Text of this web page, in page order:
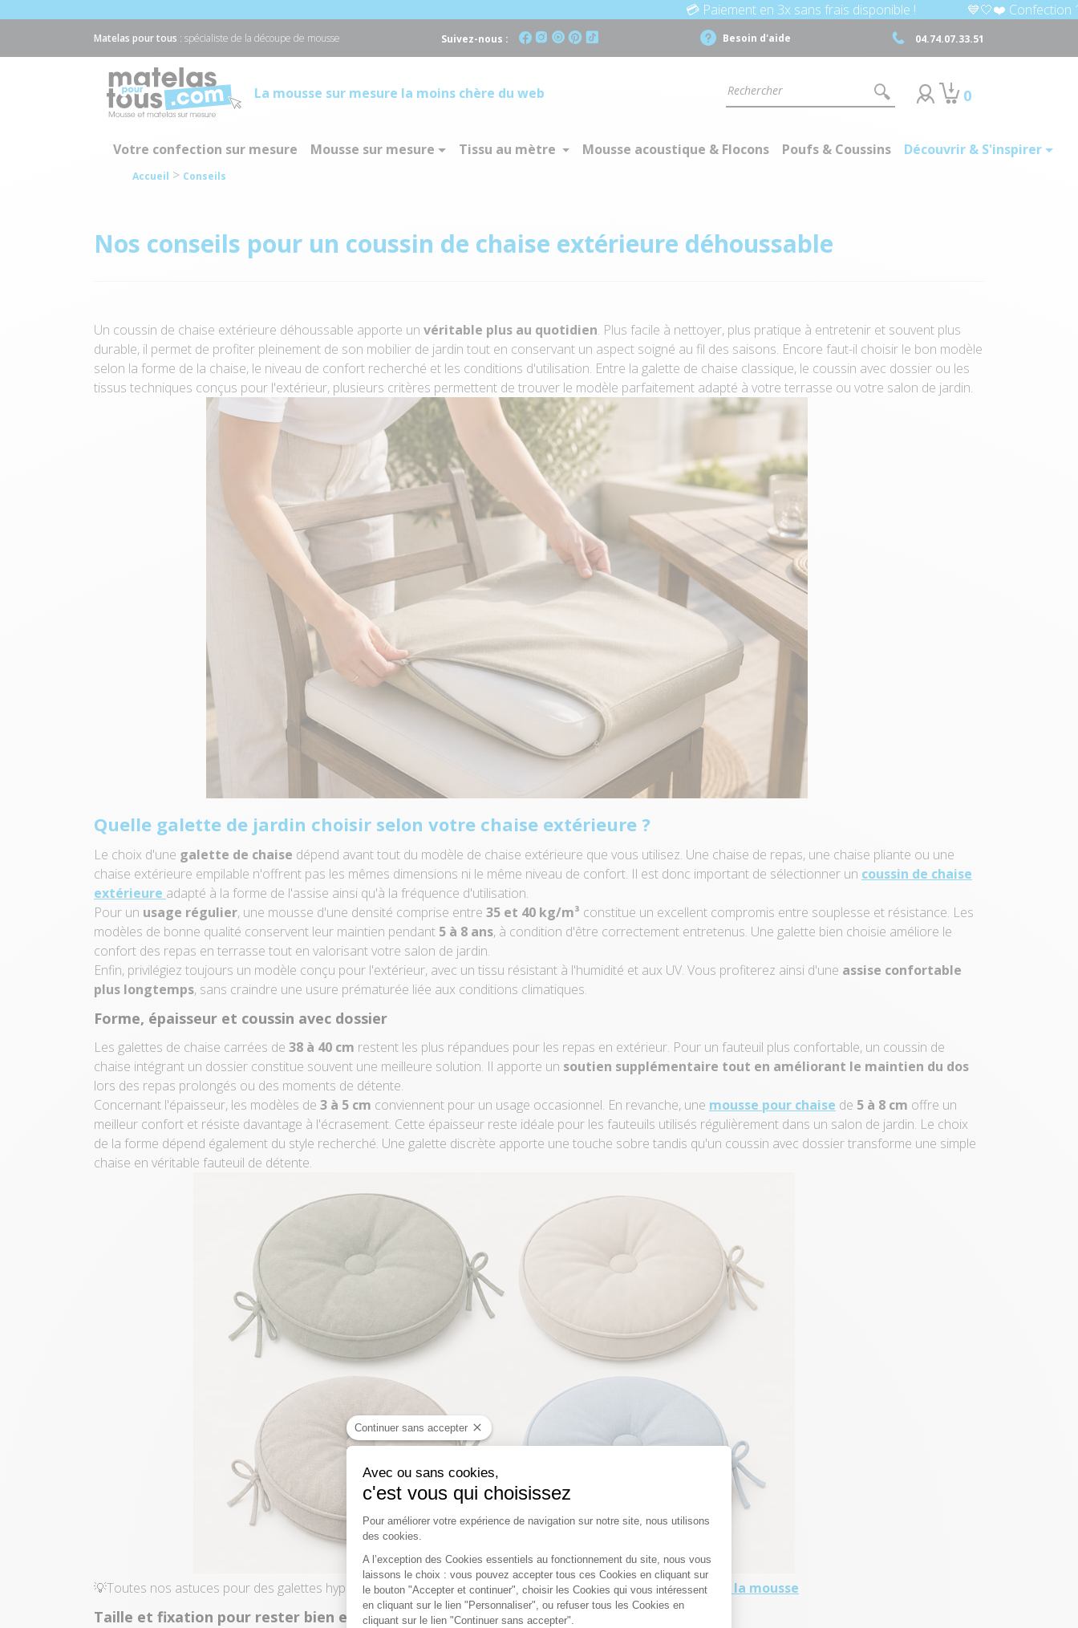
💳 Paiement en 3x sans frais disponible ! 💙🤍❤️ Confection 100%
Matelas pour tous : spécialiste de la découpe de mousse Suivez-nous : Besoin d'aide 04.74.07.33.51
La mousse sur mesure la moins chère du web 0
Votre confection sur mesure Mousse sur mesure Tissu au mètre Mousse acoustique & Flocons Poufs & Coussins Découvrir & S'inspirer
Accueil > Conseils
Nos conseils pour un coussin de chaise extérieure déhoussable
Un coussin de chaise extérieure déhoussable apporte un véritable plus au quotidien. Plus facile à nettoyer, plus pratique à entretenir et souvent plus
durable, il permet de profiter pleinement de son mobilier de jardin tout en conservant un aspect soigné au fil des saisons. Encore faut-il choisir le bon modèle
selon la forme de la chaise, le niveau de confort recherché et les conditions d'utilisation. Entre la galette de chaise classique, le coussin avec dossier ou les
tissus techniques conçus pour l'extérieur, plusieurs critères permettent de trouver le modèle parfaitement adapté à votre terrasse ou votre salon de jardin.
Quelle galette de jardin choisir selon votre chaise extérieure ?
Le choix d'une galette de chaise dépend avant tout du modèle de chaise extérieure que vous utilisez. Une chaise de repas, une chaise pliante ou une
chaise extérieure empilable n'offrent pas les mêmes dimensions ni le même niveau de confort. Il est donc important de sélectionner un coussin de chaise
extérieure adapté à la forme de l'assise ainsi qu'à la fréquence d'utilisation.
Pour un usage régulier, une mousse d'une densité comprise entre 35 et 40 kg/m³ constitue un excellent compromis entre souplesse et résistance. Les
modèles de bonne qualité conservent leur maintien pendant 5 à 8 ans, à condition d'être correctement entretenus. Une galette bien choisie améliore le
confort des repas en terrasse tout en valorisant votre salon de jardin.
Enfin, privilégiez toujours un modèle conçu pour l'extérieur, avec un tissu résistant à l'humidité et aux UV. Vous profiterez ainsi d'une assise confortable
plus longtemps, sans craindre une usure prématurée liée aux conditions climatiques.
Forme, épaisseur et coussin avec dossier
Les galettes de chaise carrées de 38 à 40 cm restent les plus répandues pour les repas en extérieur. Pour un fauteuil plus confortable, un coussin de
chaise intégrant un dossier constitue souvent une meilleure solution. Il apporte un soutien supplémentaire tout en améliorant le maintien du dos
lors des repas prolongés ou des moments de détente.
Concernant l'épaisseur, les modèles de 3 à 5 cm conviennent pour un usage occasionnel. En revanche, une mousse pour chaise de 5 à 8 cm offre un
meilleur confort et résiste davantage à l'écrasement. Cette épaisseur reste idéale pour les fauteuils utilisés régulièrement dans un salon de jardin. Le choix
de la forme dépend également du style recherché. Une galette discrète apporte une touche sobre tandis qu'un coussin avec dossier transforme une simple
chaise en véritable fauteuil de détente.
💡Toutes nos astuces pour des galettes hyper confortable :Rendez vos chaises plus confortables avec de la mousse
Taille et fixation pour rester bien en place
Continuer sans accepter
Avec ou sans cookies,
c'est vous qui choisissez
Plateforme de Gestion du Consentement : Personnalisez vos Options
Pour améliorer votre expérience de navigation sur notre site, nous utilisons
des cookies.
A l’exception des Cookies essentiels au fonctionnement du site, nous vous
laissons le choix : vous pouvez accepter tous ces Cookies en cliquant sur
le bouton "Accepter et continuer", choisir les Cookies qui vous intéressent
en cliquant sur le lien "Personnaliser", ou refuser tous les Cookies en
cliquant sur le lien "Continuer sans accepter".
Axeptio consent